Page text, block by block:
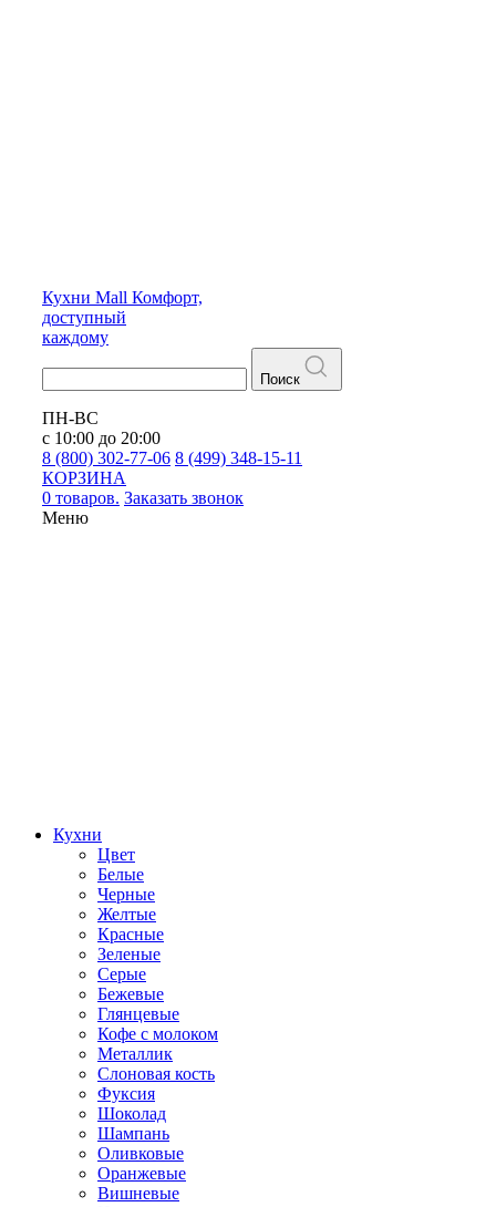
Кухни Mall Комфорт,
доступный
каждому
Поиск
ПН-ВС
с 10:00 до 20:00
8 (800) 302-77-06 8 (499) 348-15-11
КОРЗИНА
0 товаров. Заказать звонок
Меню
Кухни
Цвет
Белые
Черные
Желтые
Красные
Зеленые
Серые
Бежевые
Глянцевые
Кофе с молоком
Металлик
Слоновая кость
Фуксия
Шоколад
Шампань
Оливковые
Оранжевые
Вишневые